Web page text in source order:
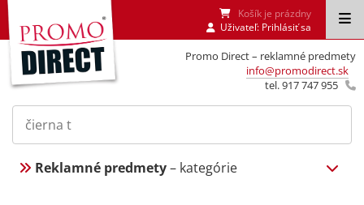
Promo Direct – reklamné predmety
info@promodirect.sk
tel. 917 747 955
Košík je prázdny
Uživateľ: Prihlásiť sa
Reklamné predmety– kategórie